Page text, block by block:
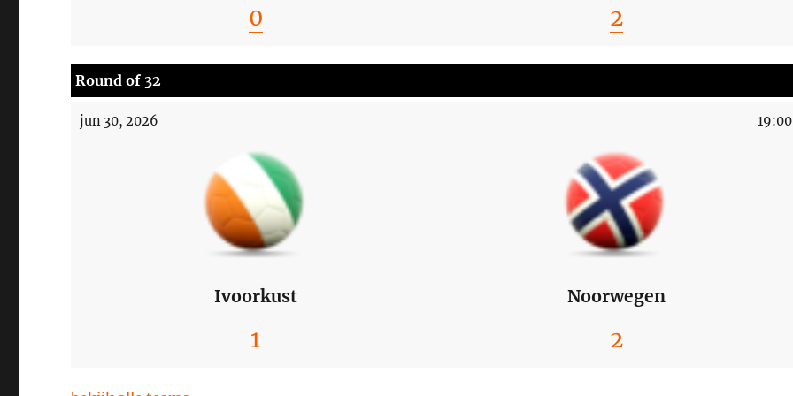
0 2
Round of 32
jun 30, 2026 19:00
Ivoorkust Noorwegen
1 2